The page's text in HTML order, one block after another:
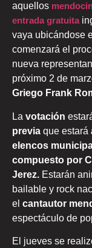
aquellos
entrada gratuita
vaya ubicándose
comenzará el
nueva
próximo 2 de
Griego Frank
La votación
previa que estará
elencos
compuesto por
Jerez. Estarán
bailable y rock
el cantautor
espectáculo de
El jueves se